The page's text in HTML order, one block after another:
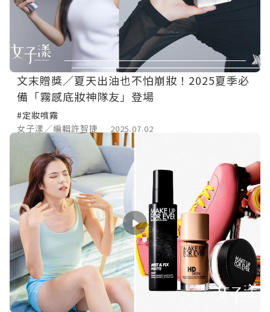
文末贈獎／夏天出油也不怕崩妝！2025夏季必
備「霧感底妝神隊友」登場
#定妝噴霧
女子漾／編輯許智捷
2025.07.02